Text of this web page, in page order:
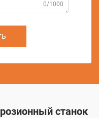
0/1000
станок